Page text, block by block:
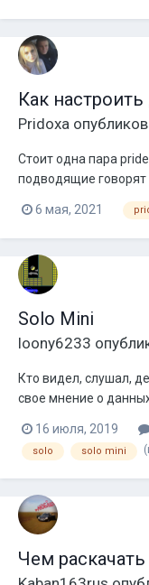
Как
Pridoxa
Стоит одна пара
подводящие
герц 4 порядком с
эквалайзер был
была -6 ,
Усилитель кватро xl
6 мая, 2021
Solo Mini
loony6233
Кто видел, слушал,
свое мнение о
размеры,графики
использованию.
16 июля, 2019
solo solo mini
Чем